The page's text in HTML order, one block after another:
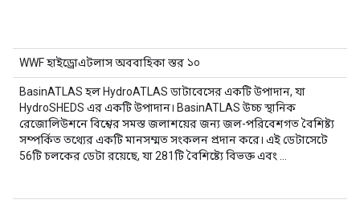
WWF হাইড্রোএটলাস অববাহিকা স্তর ১০
BasinATLAS হল HydroATLAS ডাটাবেসের একটি উপাদান, যা
HydroSHEDS এর একটি উপাদান। BasinATLAS উচ্চ স্থানিক
রেজোলিউশনে বিশ্বের সমস্ত জলাশয়ের জন্য জল-পরিবেশগত বৈশিষ্ট্য
সম্পর্কিত তথ্যের একটি মানসম্মত সংকলন প্রদান করে। এই ডেটাসেটে
56টি চলকের ডেটা রয়েছে, যা 281টি বৈশিষ্ট্যে বিভক্ত এবং …